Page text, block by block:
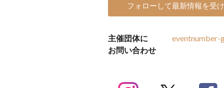
フォローして最新情報を受
主催団体に
お問い合わせ
eventnumber-